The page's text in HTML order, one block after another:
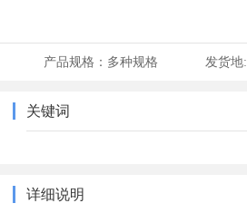
产品规格： 多种规格 发货地:
关键词
详细说明